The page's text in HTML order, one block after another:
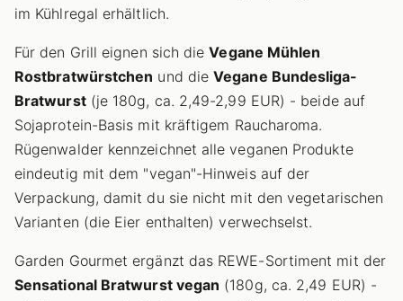
im Kühlregal erhältlich.
Für den Grill eignen sich dieVegane Mühlen
Rostbratwürstchen und dieVegane Bundesliga-
Bratwurst(je 180g, ca. 2,49-2,99 EUR) - beide auf
Sojaprotein-Basis mit kräftigem Raucharoma.
Rügenwalder kennzeichnet alle veganen Produkte
eindeutig mit dem "vegan"-Hinweis auf der
Verpackung, damit du sie nicht mit den vegetarischen
Varianten (die Eier enthalten) verwechselst.
Garden Gourmet ergänzt das REWE-Sortiment mit der
Sensational Bratwurst vegan (180g, ca. 2,49 EUR) -